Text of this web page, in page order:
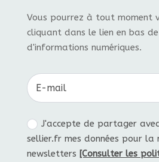
Vous pourrez à tout moment
cliquant dans le lien en bas
d'informations numériques.
J'accepte de partager
sellier.fr mes données pour la
newsletters [Consulter les